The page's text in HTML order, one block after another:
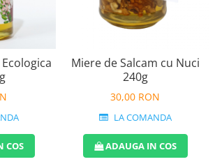
COS
Miere de Salcam cu Nuci
240g
30,00 RON
LA COMANDA
ADAUGA IN COS